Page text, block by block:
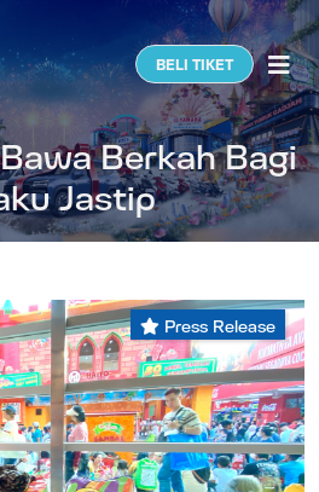
BELI TIKET
Berkah Bagi
Jastip
Press Release